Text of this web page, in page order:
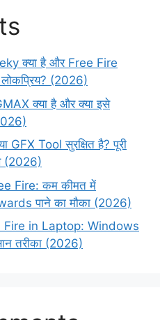
क्या है और Free Fire
लोकप्रिय? (2026)
क्या है और क्या इसे
Tool सुरक्षित है? पूरी
(2026)
Fire: कम कीमत में
पाने का मौका (2026)
in Laptop: Windows
तरीका (2026)